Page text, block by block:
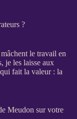
?
le travail en
je les laisse aux
fait la valeur : la
Meudon sur votre